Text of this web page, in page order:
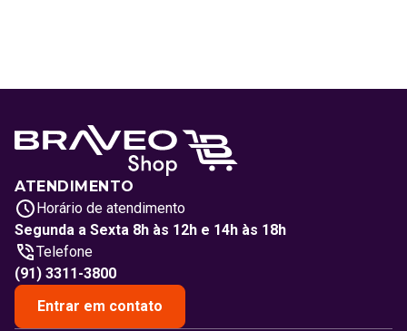
ATENDIMENTO
Horário de atendimento
Segunda a Sexta 8h às 12h e 14h às 18h
Telefone
(91) 3311-3800
Entrar em contato